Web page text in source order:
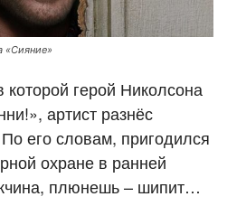
«Сияние»
которой герой Николсона
артист разнёс
его словам, пригодился
охране в ранней
плюнешь – шипит…